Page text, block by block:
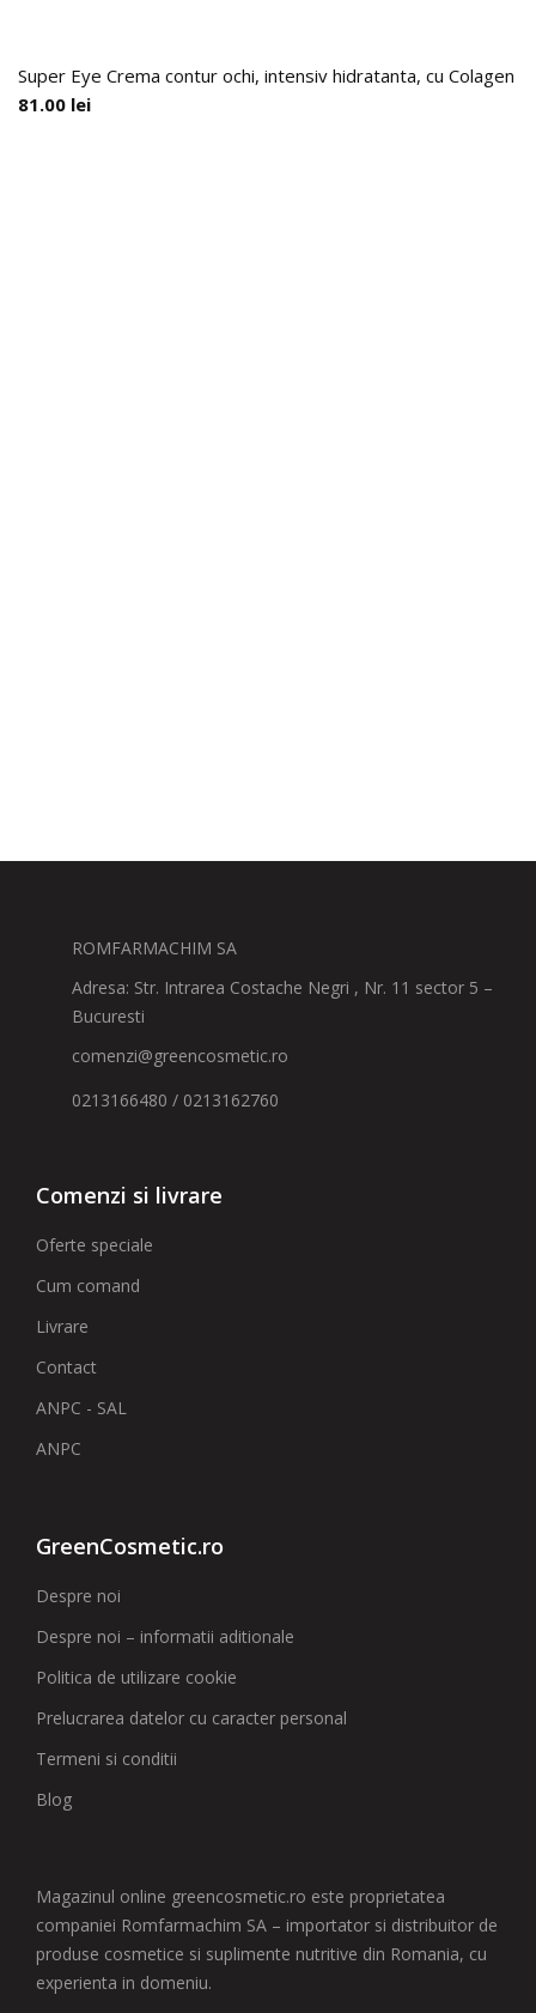
Super Eye Crema contur ochi, intensiv hidratanta, cu Colagen
81.00 lei
ROMFARMACHIM SA
Adresa: Str. Intrarea Costache Negri , Nr. 11 sector 5 –
Bucuresti
comenzi@greencosmetic.ro
0213166480 / 0213162760
Comenzi si livrare
Oferte speciale
Cum comand
Livrare
Contact
ANPC - SAL
ANPC
GreenCosmetic.ro
Despre noi
Despre noi – informatii aditionale
Politica de utilizare cookie
Prelucrarea datelor cu caracter personal
Termeni si conditii
Blog
Magazinul online greencosmetic.ro este proprietatea
companiei Romfarmachim SA – importator si distribuitor de
produse cosmetice si suplimente nutritive din Romania, cu
experienta in domeniu.